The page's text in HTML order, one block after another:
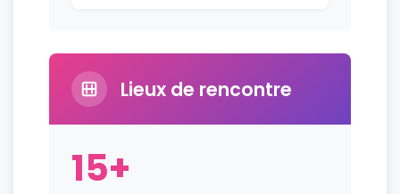
Lieux de rencontre
15+